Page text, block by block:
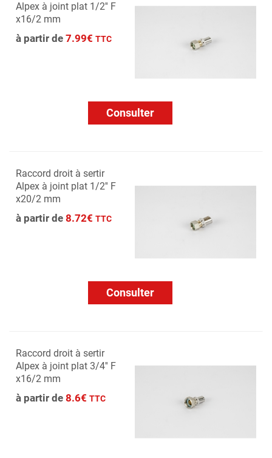
Alpex à joint plat 1/2'' F
x16/2 mm
à partir de 7.99€ TTC
Consulter
Raccord droit à sertir
Alpex à joint plat 1/2'' F
x20/2 mm
à partir de 8.72€ TTC
Consulter
Raccord droit à sertir
Alpex à joint plat 3/4'' F
x16/2 mm
à partir de 8.6€ TTC